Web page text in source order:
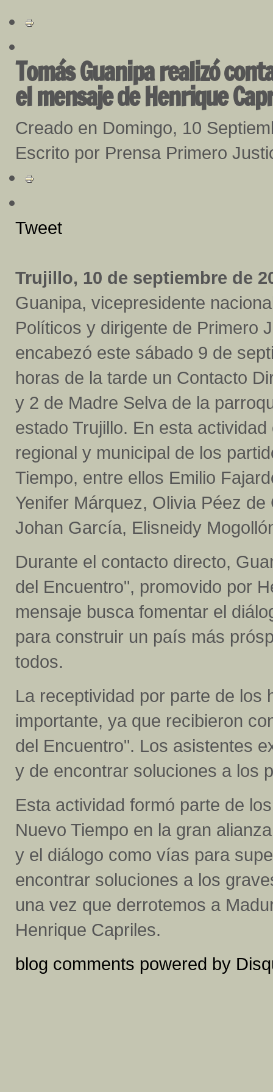
Tomás Guanipa realizó
el mensaje de Henrique
Creado en Domingo, 10
Escrito por Prensa Primero
Tweet
Trujillo, 10 de septiembre de
Guanipa, vicepresidente
Políticos y dirigente de Primero
encabezó este sábado 9 de
horas de la tarde un Contacto
y 2 de Madre Selva de la
estado Trujillo. En esta
regional y municipal de los
Tiempo, entre ellos Emilio
Yenifer Márquez, Olivia Péez
Johan García, Elisneidy
Durante el contacto directo,
del Encuentro", promovido por
mensaje busca fomentar el
para construir un país más
todos.
La receptividad por parte de los
importante, ya que recibieron
del Encuentro". Los asistentes
y de encontrar soluciones a los
Esta actividad formó parte de
Nuevo Tiempo en la gran
y el diálogo como vías para
encontrar soluciones a los
una vez que derrotemos a
Henrique Capriles.
blog comments powered by